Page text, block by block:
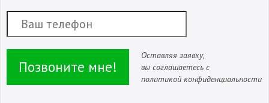
Позвоните мне!
Оставляя заявку,
вы соглашаетесь с
политикой конфиденциальности